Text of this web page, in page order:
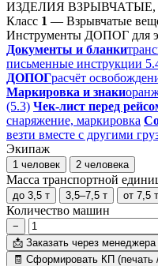
ИЗДЕЛИЯ ВЗРЫВЧАТЫЕ,
Класс 1 — Взрывчатые
Инструменты ДОПОГ для
Документы и бланки
письменные инструкции
ДОПОГрасчёт
Маркировка и знаки
(5.3) Чек-лист перед
снаряжение, маркировка
везти вместе с другими
Экипаж
1 человек 2 человека
Масса транспортной
до 3,5 т 3,5–7,5 т от 7,5 т
Количество машин
−
📩 Заказать через менеджера
🧾 Сформировать КП (печать